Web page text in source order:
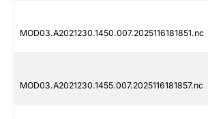
MOD03.A2021230.1450.007.2025116181851.nc
MOD03.A2021230.1455.007.2025116181857.nc